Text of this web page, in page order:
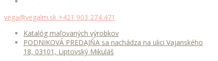
vega@vegalm.sk +421 903 274 471
Katalóg maľovaných výrobkov
PODNIKOVÁ PREDAJŇA sa nachádza na ulici Vajanského
18, 03101, Liptovský Mikuláš